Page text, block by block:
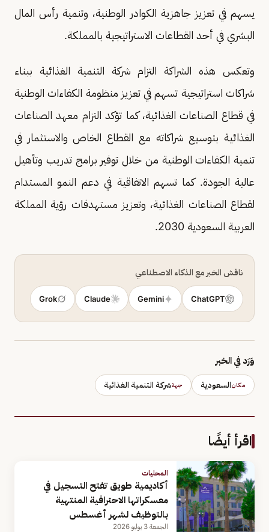
يسهم في تعزيز جاهزية الكوادر الوطنية، وتنمية رأس المال
البشري في أحد القطاعات الاستراتيجية بالمملكة.
وتعكس هذه الشراكة التزام شركة التنمية الغذائية ببناء
شراكات استراتيجية تسهم في تعزيز منظومة الكفاءات الوطنية
في قطاع الصناعات الغذائية، كما تؤكد التزام معهد الصناعات
الغذائية بتوسيع شراكاته مع القطاع الخاص والاستثمار في
تنمية الكفاءات الوطنية من خلال توفير برامج تدريب وتأهيل
عالية الجودة. كما تسهم الاتفاقية في دعم النمو المستدام
لقطاع الصناعات الغذائية، وتعزيز مستهدفات رؤية المملكة
العربية السعودية 2030.
ناقش الخبر مع الذكاء الاصطناعي
ChatGPT
Gemini
Claude
Grok
وَرَد في الخبر
مكانالسعودية جهةشركة التنمية الغذائية
اقرأ أيضًا
المحليات
أكاديمية طويق تفتح التسجيل في
معسكراتها الاحترافية المنتهية
بالتوظيف لشهر أغسطس
الجمعة 3 يوليو 2026